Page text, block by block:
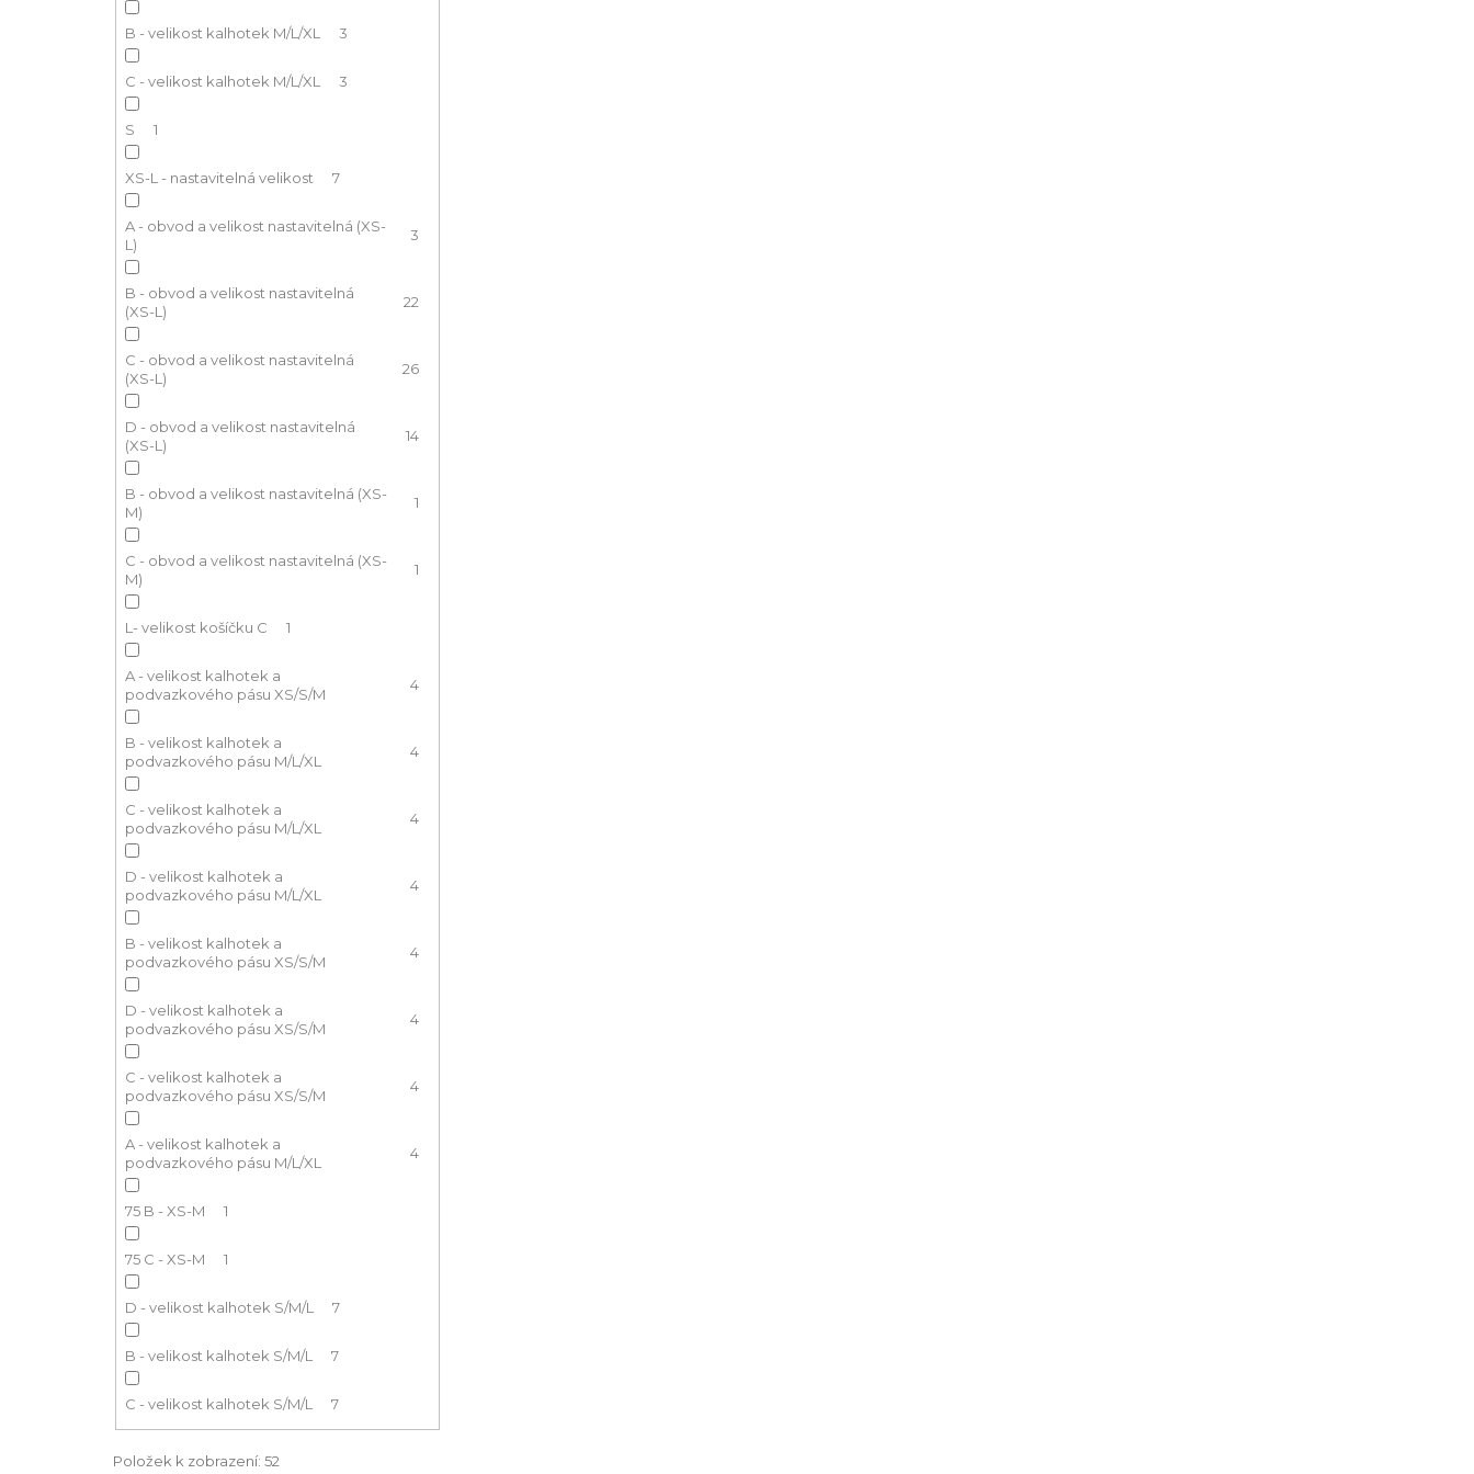
B - velikost kalhotek M/L/XL 3
C - velikost kalhotek M/L/XL 3
S 1
XS-L - nastavitelná velikost 7
A - obvod a velikost nastavitelná (XS-
L)
3
B - obvod a velikost nastavitelná
(XS-L)
22
C - obvod a velikost nastavitelná
(XS-L)
26
D - obvod a velikost nastavitelná
(XS-L)
14
B - obvod a velikost nastavitelná (XS-
M)
1
C - obvod a velikost nastavitelná (XS-
M)
1
L- velikost košíčku C 1
A - velikost kalhotek a
podvazkového pásu XS/S/M
4
B - velikost kalhotek a
podvazkového pásu M/L/XL
4
C - velikost kalhotek a
podvazkového pásu M/L/XL
4
D - velikost kalhotek a
podvazkového pásu M/L/XL
4
B - velikost kalhotek a
podvazkového pásu XS/S/M
4
D - velikost kalhotek a
podvazkového pásu XS/S/M
4
C - velikost kalhotek a
podvazkového pásu XS/S/M
4
A - velikost kalhotek a
podvazkového pásu M/L/XL
4
75 B - XS-M 1
75 C - XS-M 1
D - velikost kalhotek S/M/L 7
B - velikost kalhotek S/M/L 7
C - velikost kalhotek S/M/L 7
Položek k zobrazení: 52